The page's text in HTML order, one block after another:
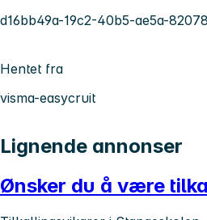
d16bb49a-19c2-40b5-ae5a-
Hentet fra
visma-easycruit
Lignende annonser
Ønsker du å være